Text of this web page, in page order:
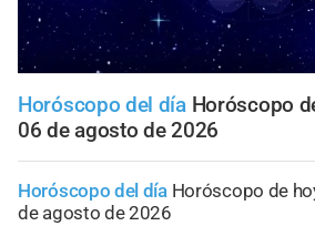
Horóscopo del día Horóscopo
06 de agosto de 2026
Horóscopo del día Horóscopo de
de agosto de 2026